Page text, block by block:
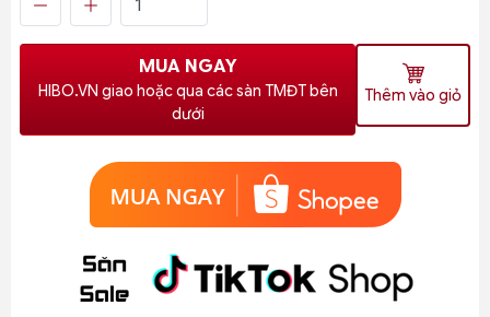
MUA NGAY
HIBO.VN giao hoặc qua các sàn TMĐT bên
dưới
Thêm vào giỏ